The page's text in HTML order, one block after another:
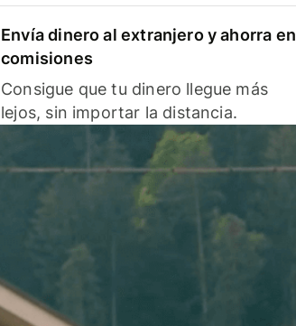
Envía dinero al extranjero y ahorra en
comisiones
Consigue que tu dinero llegue más
lejos, sin importar la distancia.